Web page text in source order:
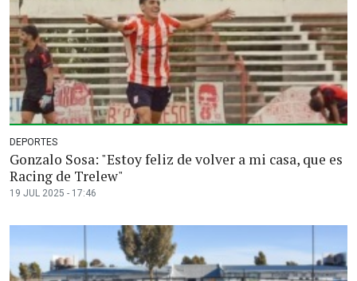
DEPORTES
Gonzalo Sosa: "Estoy feliz de volver a mi casa, que es
Racing de Trelew"
19 JUL 2025 - 17:46